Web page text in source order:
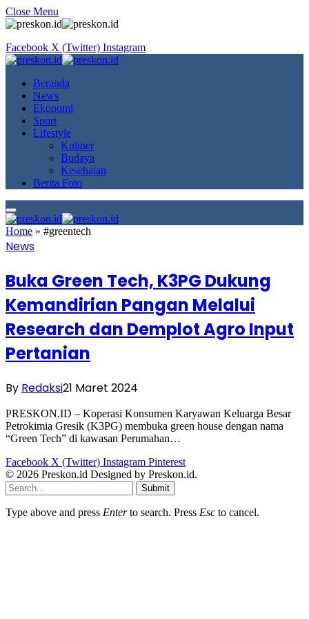
Close Menu
Facebook X (Twitter) Instagram
Beranda
News
Ekonomi
Sport
Lifestyle
Kuliner
Budaya
Kesehatan
Berita Foto
Home » #greentech
News
Buka Green Tech, K3PG Dukung
Kemandirian Pangan Melalui
Research dan Demplot Agro Input
Pertanian
By Redaksi21 Maret 2024
PRESKON.ID – Koperasi Konsumen Karyawan Keluarga Besar
Petrokimia Gresik (K3PG) membuka green house dengan nama
“Green Tech” di kawasan Perumahan…
Facebook X (Twitter) Instagram Pinterest
© 2026 Preskon.id Designed by Preskon.id.
Submit
Type above and press Enterto search. Press Esc to cancel.